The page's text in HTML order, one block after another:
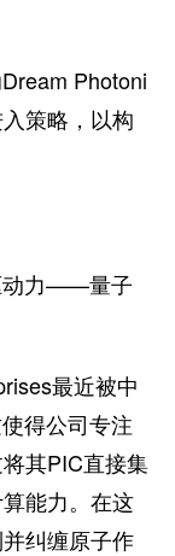
Photoni
策略，以构
动力——量子
最近被中
得公司专注
其PIC直接集
能力。在这
纠缠原子作